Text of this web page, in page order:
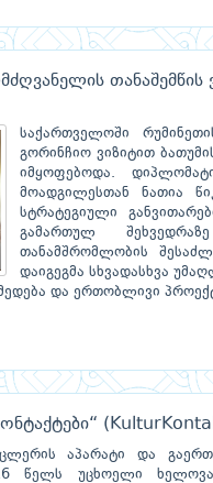
თანაშემწის
საქართველოში
გორინჩიო ვიზიტით
იმყოფებოდა.
მოადგილესთან ნათია
სტრატეგიული
გამართულ
თანამშრომლობის
დაიგეგმა სხვადასხვა
და ერთობლივი
აპარატი და
წელს უცხოელი